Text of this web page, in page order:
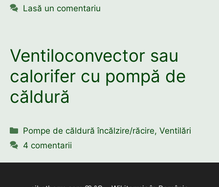
Lasă un comentariu
Ventiloconvector sau
calorifer cu pompă de
căldură
Categorii
Pompe de căldură încălzire/răcire,Ventilări
4 comentarii